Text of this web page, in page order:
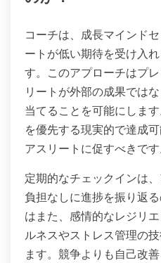
コーチは、成長マインド
ートが低い期待を受け入
す。このアプローチはプ
リートが外部の成果では
当てることを可能にしま
を優先する現実的で達成
アスリートに促すべきです
定期的なチェックインは
負担なしに進捗を振り返
はまた、感情的なレジリ
ルネスやストレス管理の
ます。競争よりも自己改